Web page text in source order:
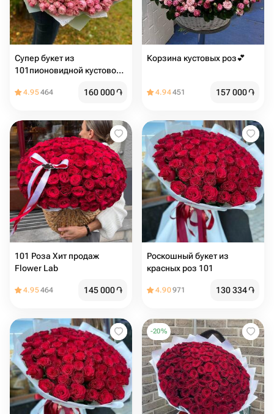
Супер букет из
101пионовидной кустовой
4.95464 160 000֏
Корзина кустовых роз💕
4.94451 157 000֏
101 Роза Хит продаж
Flower Lab
4.95464 145 000֏
Роскошный букет из
красных роз 101
4.90971 130 334֏
-20%